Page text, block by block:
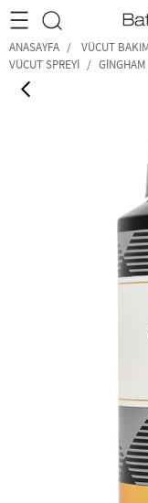
•2200₺ ve
ANASAYFA VÜCUT
VÜCUT SPREYI